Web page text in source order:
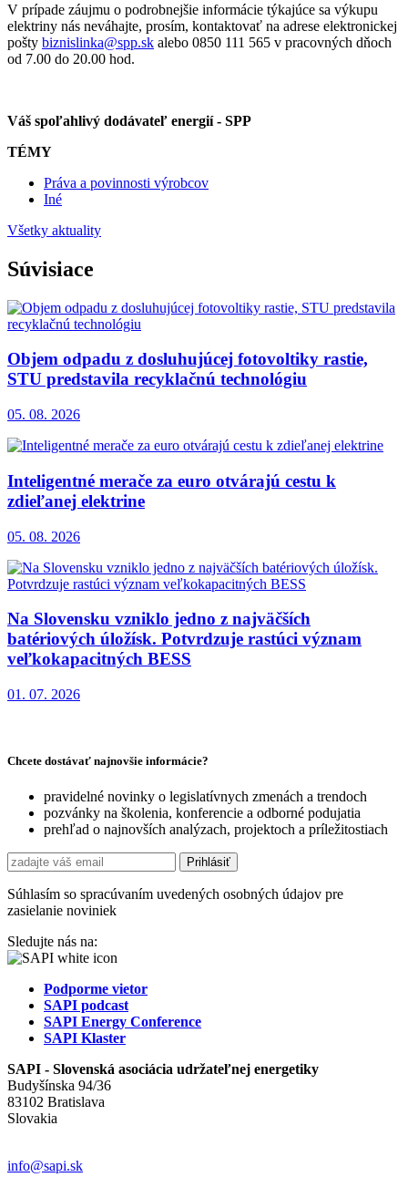
V prípade záujmu o podrobnejšie informácie týkajúce sa výkupu
elektriny nás neváhajte, prosím, kontaktovať na adrese elektronickej
pošty biznislinka@spp.sk alebo 0850 111 565 v pracovných dňoch
od 7.00 do 20.00 hod.
Váš spoľahlivý dodávateľ energií - SPP
TÉMY
Práva a povinnosti výrobcov
Iné
Všetky aktuality
Súvisiace
Objem odpadu z dosluhujúcej fotovoltiky rastie,
STU predstavila recyklačnú technológiu
05. 08. 2026
Inteligentné merače za euro otvárajú cestu k
zdieľanej elektrine
05. 08. 2026
Na Slovensku vzniklo jedno z najväčších
batériových úložísk. Potvrdzuje rastúci význam
veľkokapacitných BESS
01. 07. 2026
Chcete dostávať najnovšie informácie?
pravidelné novinky o legislatívnych zmenách a trendoch
pozvánky na školenia, konferencie a odborné podujatia
prehľad o najnovších analýzach, projektoch a príležitostiach
Súhlasím so spracúvaním uvedených osobných údajov pre
zasielanie noviniek
Sledujte nás na:
Podporme vietor
SAPI podcast
SAPI Energy Conference
SAPI Klaster
SAPI - Slovenská asociácia udržateľnej energetiky
Budyšínska 94/36
83102 Bratislava
Slovakia
info@sapi.sk